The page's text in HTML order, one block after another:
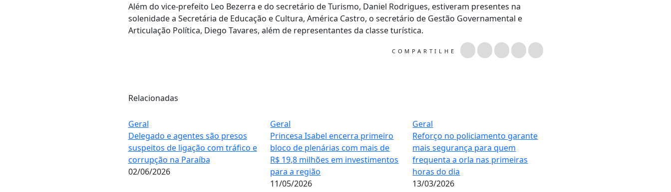
Além do vice-prefeito Leo Bezerra e do secretário de Turismo, Daniel Rodrigues, estiveram presentes na
solenidade a Secretária de Educação e Cultura, América Castro, o secretário de Gestão Governamental e
Articulação Política, Diego Tavares, além de representantes da classe turística.
COMPARTILHE
Relacionadas
Geral
Delegado e agentes são presos
suspeitos de ligação com tráfico e
corrupção na Paraíba
02/06/2026
Geral
Princesa Isabel encerra primeiro
bloco de plenárias com mais de
R$ 19,8 milhões em investimentos
para a região
11/05/2026
Geral
Reforço no policiamento garante
mais segurança para quem
frequenta a orla nas primeiras
horas do dia
13/03/2026